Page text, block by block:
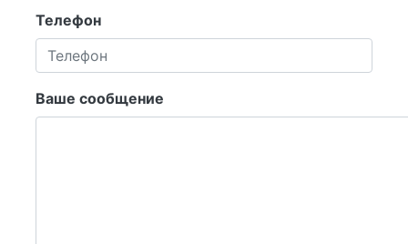
Телефон
Ваше сообщение